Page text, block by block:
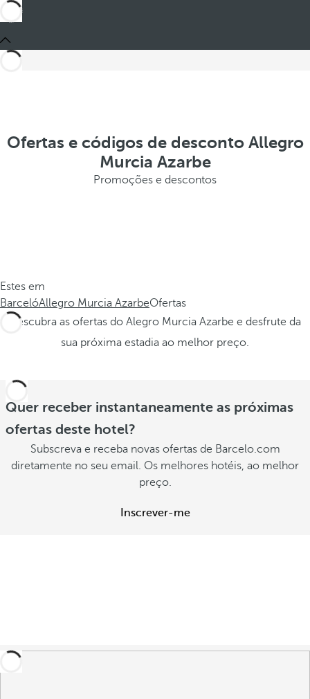
Ofertas e códigos de desconto Allegro
Murcia Azarbe
Promoções e descontos
Estes em
BarcelóAllegro Murcia AzarbeOfertas
Descubra as ofertas do Alegro Murcia Azarbe e desfrute da
sua próxima estadia ao melhor preço.
Quer receber instantaneamente as próximas
ofertas deste hotel?
Subscreva e receba novas ofertas de Barcelo.com
diretamente no seu email. Os melhores hotéis, ao melhor
preço.
Inscrever-me